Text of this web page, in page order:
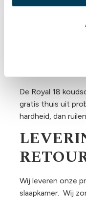
Slaap
De Royal 18
gratis thuis uit
hardheid, dan
Wij leveren onze
slaapkamer. Wij